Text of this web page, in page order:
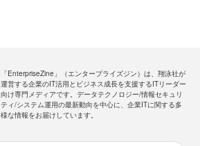
「EnterpriseZine」（エンタープライズジン）は、翔泳社が
運営する企業のIT活用とビジネス成長を支援するITリーダー
向け専門メディアです。データテクノロジー/情報セキュリ
ティ/システム運用の最新動向を中心に、企業ITに関する多
様な情報をお届けしています。